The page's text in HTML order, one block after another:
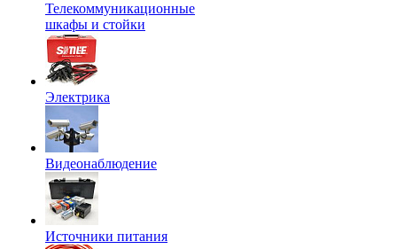
Телекоммуникационные
шкафы и стойки
Электрика
Видеонаблюдение
Источники питания